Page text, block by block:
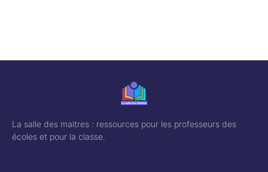
La salle des maitres : ressources pour les professeurs des
écoles et pour la classe.